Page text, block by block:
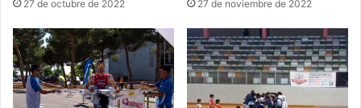
27 de octubre de 2022 27 de noviembre de 2022